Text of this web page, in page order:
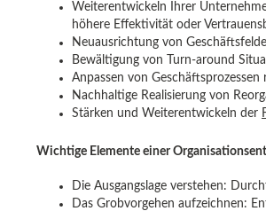
Weiterentwickeln Ihrer
höhere Effektivität oder
Neuausrichtung von
Bewältigung von Turn-around
Anpassen von
Nachhaltige Realisierung von
Stärken und Weiterentwickeln der
Wichtige Elemente einer
Die Ausgangslage verstehen:
Das Grobvorgehen aufzeichnen: